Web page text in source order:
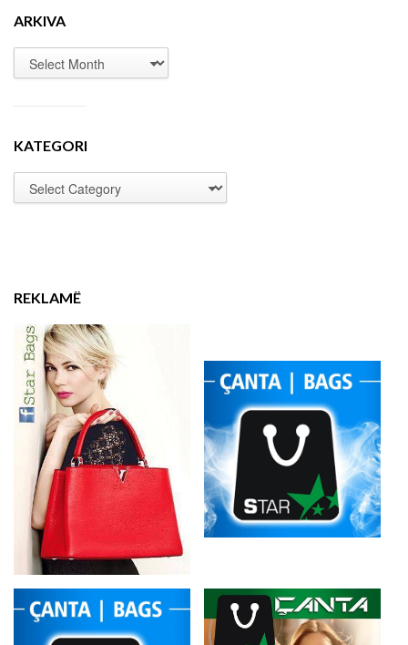
ARKIVA
KATEGORI
REKLAMË